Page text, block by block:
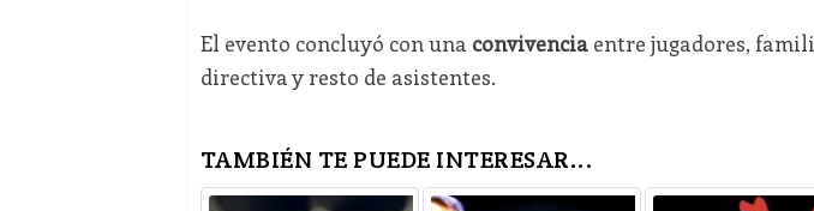
El evento concluyó con una convivenciaentre jugadores,
directiva y resto de asistentes.
TAMBIÉN TE PUEDE INTERESAR...